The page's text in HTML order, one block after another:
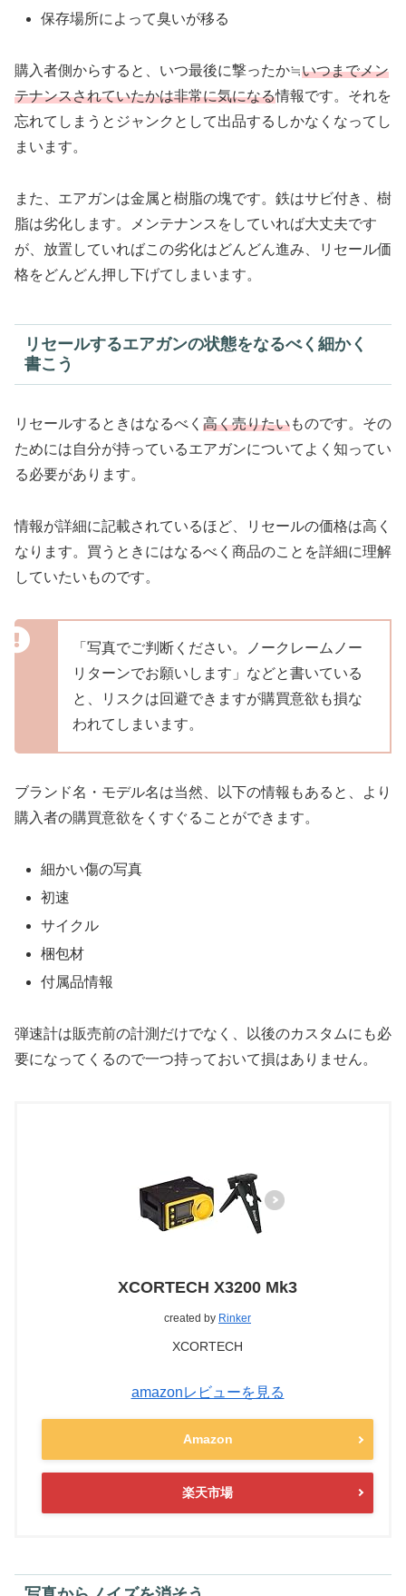
保存場所によって臭いが移る
購入者側からすると、いつ最後に撃ったか≒いつまでメン
テナンスされていたかは非常に気になる情報です。それを
忘れてしまうとジャンクとして出品するしかなくなってし
まいます。
また、エアガンは金属と樹脂の塊です。鉄はサビ付き、樹
脂は劣化します。メンテナンスをしていれば大丈夫です
が、放置していればこの劣化はどんどん進み、リセール価
格をどんどん押し下げてしまいます。
リセールするエアガンの状態をなるべく細かく
書こう
リセールするときはなるべく 高く売りたいものです。その
ためには自分が持っているエアガンについてよく知ってい
る必要があります。
情報が詳細に記載されているほど、リセールの価格は高く
なります。買うときにはなるべく商品のことを詳細に理解
していたいものです。
「写真でご判断ください。ノークレームノー
リターンでお願いします」などと書いている
と、リスクは回避できますが購買意欲も損な
われてしまいます。
ブランド名・モデル名は当然、以下の情報もあると、より
購入者の購買意欲をくすぐることができます。
細かい傷の写真
初速
サイクル
梱包材
付属品情報
弾速計は販売前の計測だけでなく、以後のカスタムにも必
要になってくるので一つ持っておいて損はありません。
XCORTECH X3200 Mk3
created by Rinker
XCORTECH
amazonレビューを見る
Amazon
楽天市場